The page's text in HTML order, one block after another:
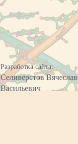
Разработка сайта:
Селивёрстов Вячеслав
Васильевич